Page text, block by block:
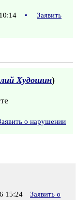
•
Заявить
Худошин)
о нарушении
15:24
Заявить о